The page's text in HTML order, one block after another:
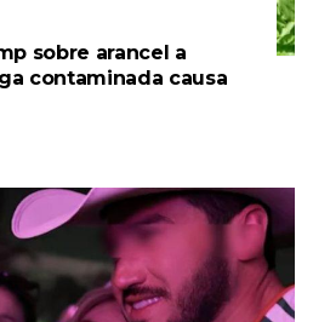
sobre arancel a
contaminada causa